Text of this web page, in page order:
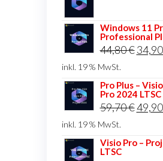
Windows 11
Professional
44,80€
war:
44,80
34,90
inkl. 19 % MwSt.
Pro Plus –
Pro 2024 LTSC
59,70€
war:
49,90
inkl. 19 % MwSt.
Visio Pro –
LTSC